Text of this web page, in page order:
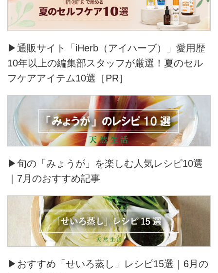
▶通販サイト「iHerb（アイハーブ）」愛用歴
10年以上の編集部スタッフが厳選！夏のセル
フケアアイテム10選［PR］
▶旬の「みょうが」を楽しむ人気レシピ10選
｜7月のおすすめ記事
▶おすすめ「せいろ蒸し」レシピ15選｜6月の